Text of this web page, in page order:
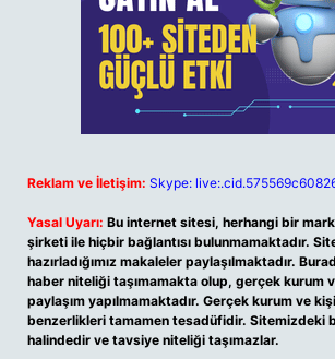
Reklam ve İletişim: Skype:
Yasal Uyarı: Bu internet sitesi, herhangi bir
şirketi ile hiçbir bağlantısı bulunmamaktadır.
hazırladığımız makaleler paylaşılmaktadır.
haber niteliği taşımamakta olup, gerçek kurum
paylaşım yapılmamaktadır. Gerçek kurum ve
benzerlikleri tamamen tesadüfidir. Sitemizdeki
halindedir ve tavsiye niteliği taşımazlar.